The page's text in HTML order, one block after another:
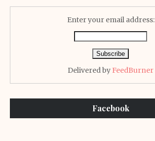
Enter your email address:
Delivered by FeedBurner
Facebook